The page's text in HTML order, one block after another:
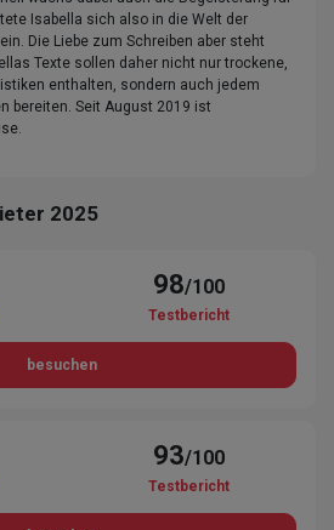
Isabella sich also in die Welt der
Die Liebe zum Schreiben aber steht
Texte sollen daher nicht nur trockene,
enthalten, sondern auch jedem
bereiten. Seit August 2019 ist
2025
98/100
Testbericht
besuchen
93/100
Testbericht